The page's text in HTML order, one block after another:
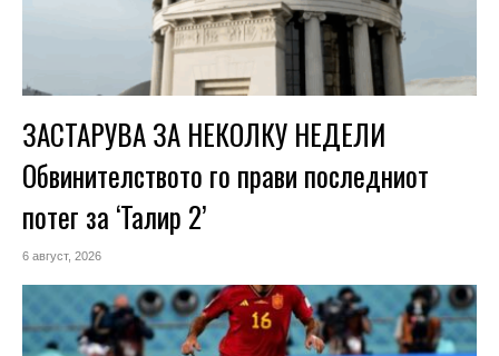
ЗАСТАРУВА ЗА НЕКОЛКУ НЕДЕЛИ
Обвинителството го прави последниот
потег за ‘Талир 2’
6 август, 2026